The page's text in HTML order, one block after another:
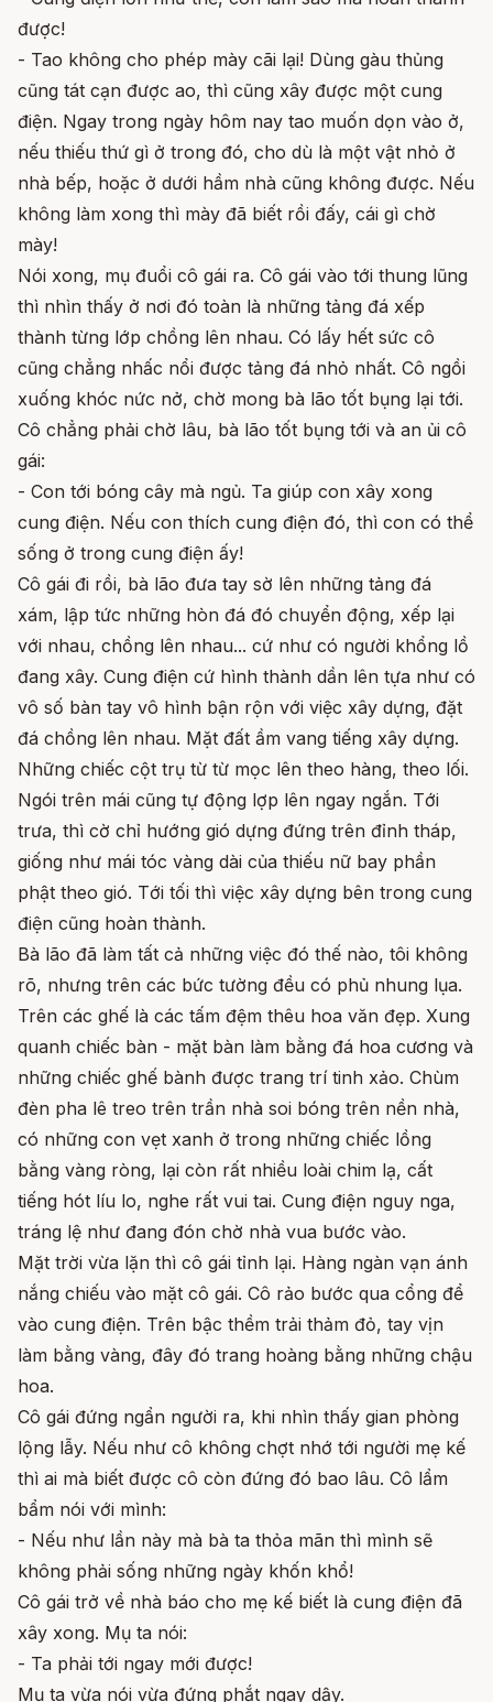
được!
- Tao không cho phép mày cãi lại! Dùng gàu thủng
cũng tát cạn được ao, thì cũng xây được một cung
điện. Ngay trong ngày hôm nay tao muốn dọn vào ở,
nếu thiếu thứ gì ở trong đó, cho dù là một vật nhỏ ở
nhà bếp, hoặc ở dưới hầm nhà cũng không được. Nếu
không làm xong thì mày đã biết rồi đấy, cái gì chờ
mày!
Nói xong, mụ đuổi cô gái ra. Cô gái vào tới thung lũng
thì nhìn thấy ở nơi đó toàn là những tảng đá xếp
thành từng lớp chồng lên nhau. Có lấy hết sức cô
cũng chẳng nhấc nổi được tảng đá nhỏ nhất. Cô ngồi
xuống khóc nức nở, chờ mong bà lão tốt bụng lại tới.
Cô chẳng phải chờ lâu, bà lão tốt bụng tới và an ủi cô
gái:
- Con tới bóng cây mà ngủ. Ta giúp con xây xong
cung điện. Nếu con thích cung điện đó, thì con có thể
sống ở trong cung điện ấy!
Cô gái đi rồi, bà lão đưa tay sờ lên những tảng đá
xám, lập tức những hòn đá đó chuyển động, xếp lại
với nhau, chồng lên nhau... cứ như có người khổng lồ
đang xây. Cung điện cứ hình thành dần lên tựa như có
vô số bàn tay vô hình bận rộn với việc xây dựng, đặt
đá chồng lên nhau. Mặt đất ầm vang tiếng xây dựng.
Những chiếc cột trụ từ từ mọc lên theo hàng, theo lối.
Ngói trên mái cũng tự động lợp lên ngay ngắn. Tới
trưa, thì cờ chỉ hướng gió dựng đứng trên đỉnh tháp,
giống như mái tóc vàng dài của thiếu nữ bay phần
phật theo gió. Tới tối thì việc xây dựng bên trong cung
điện cũng hoàn thành.
Bà lão đã làm tất cả những việc đó thế nào, tôi không
rõ, nhưng trên các bức tường đều có phủ nhung lụa.
Trên các ghế là các tấm đệm thêu hoa văn đẹp. Xung
quanh chiếc bàn - mặt bàn làm bằng đá hoa cương và
những chiếc ghế bành được trang trí tinh xảo. Chùm
đèn pha lê treo trên trần nhà soi bóng trên nền nhà,
có những con vẹt xanh ở trong những chiếc lồng
bằng vàng ròng, lại còn rất nhiều loài chim lạ, cất
tiếng hót líu lo, nghe rất vui tai. Cung điện nguy nga,
tráng lệ như đang đón chờ nhà vua bước vào.
Mặt trời vừa lặn thì cô gái tỉnh lại. Hàng ngàn vạn ánh
nắng chiếu vào mặt cô gái. Cô rảo bước qua cổng để
vào cung điện. Trên bậc thềm trải thảm đỏ, tay vịn
làm bằng vàng, đây đó trang hoàng bằng những chậu
hoa.
Cô gái đứng ngẩn người ra, khi nhìn thấy gian phòng
lộng lẫy. Nếu như cô không chợt nhớ tới người mẹ kế
thì ai mà biết được cô còn đứng đó bao lâu. Cô lẩm
bẩm nói với mình:
- Nếu như lần này mà bà ta thỏa mãn thì mình sẽ
không phải sống những ngày khốn khổ!
Cô gái trở về nhà báo cho mẹ kế biết là cung điện đã
xây xong. Mụ ta nói:
- Ta phải tới ngay mới được!
Mụ ta vừa nói vừa đứng phắt ngay dậy.